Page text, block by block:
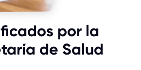
por la
de Salud